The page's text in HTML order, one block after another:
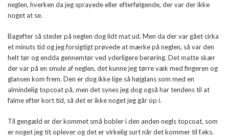
neglen, hverken da jeg sprayede eller efterfølgende, der var der ikke
noget at se.
Bagefter så steder på neglen dog lidt mat ud. Men da der var gået cirka
et minuts tid og jeg forsigtigt prøvede at mærke på neglen, så var den
helt tør og endda gennemtør ved yderligere berøring. Det matte skær
der var på en smule af neglen, det kunne jeg tørre væk med fingeren og
glansen kom frem. Den er dog ikke lige så højglans som med en
almindelig topcoat på, men det synes jeg dog også har tendens til at
falme efter kort tid, så det er ikke noget jeg går op i.
Til gengæld er der kommet små bobler i den anden negls topcoat, som
er noget jeg tit oplever og det er virkelig surt når det kommer til f.eks.